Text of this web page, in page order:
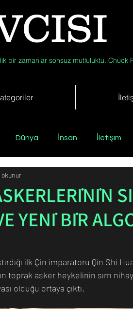
bir zamanlar sonsuz mutluluktu. Chuck
Dünya İnsan İletişim
Günün Düşüneni Çevre
YENİ BİR
okunur
ilk Çin imparatoru Qin Shi
toprak asker heykelinin sırrı
olduğu ortaya çıktı.